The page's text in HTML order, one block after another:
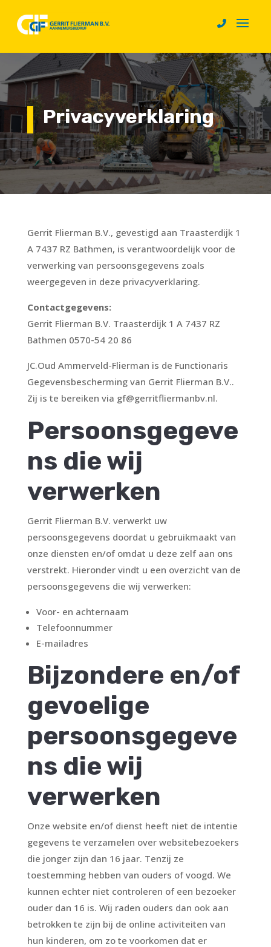
Privacyverklaring
Gerrit Flierman B.V., gevestigd aan Traasterdijk 1
A 7437 RZ Bathmen, is verantwoordelijk voor de
verwerking van persoonsgegevens zoals
weergegeven in deze privacyverklaring.
Contactgegevens:
Gerrit Flierman B.V. Traasterdijk 1 A 7437 RZ
Bathmen 0570-54 20 86
JC.Oud Ammerveld-Flierman is de Functionaris
Gegevensbescherming van Gerrit Flierman B.V..
Zij is te bereiken via gf@gerritfliermanbv.nl.
Persoonsgegeve
ns die wij
verwerken
Gerrit Flierman B.V. verwerkt uw
persoonsgegevens doordat u gebruikmaakt van
onze diensten en/of omdat u deze zelf aan ons
verstrekt. Hieronder vindt u een overzicht van de
persoonsgegevens die wij verwerken:
Voor- en achternaam
Telefoonnummer
E-mailadres
Bijzondere en/of
gevoelige
persoonsgegeve
ns die wij
verwerken
Onze website en/of dienst heeft niet de intentie
gegevens te verzamelen over websitebezoekers
die jonger zijn dan 16 jaar. Tenzij ze
toestemming hebben van ouders of voogd. We
kunnen echter niet controleren of een bezoeker
ouder dan 16 is. Wij raden ouders dan ook aan
betrokken te zijn bij de online activiteiten van
hun kinderen, om zo te voorkomen dat er